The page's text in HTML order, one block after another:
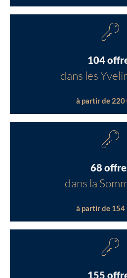
104
dans les
à partir de 220
68
dans la
à partir de 154
155